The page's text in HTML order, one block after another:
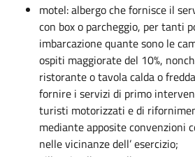
motel: albergo che fornisce il
con box o parcheggio, per tanti
imbarcazione quante sono le
ospiti maggiorate del 10%,
ristorante o tavola calda o
fornire i servizi di primo
turisti motorizzati e di
mediante apposite convenzioni
nelle vicinanze dell’ esercizio;